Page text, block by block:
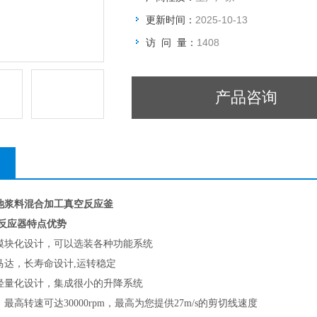
更新时间： 2025-10-13
访 问 量： 1408
产品咨询
浆料混合加工真空反应釜
应器特点优势
块化设计，可以选装各种功能系统
达，长寿命设计,运转稳定
量化设计，集成很小的升降系统
最高转速可达30000rpm，最高为您提供27m/s的剪切线速度